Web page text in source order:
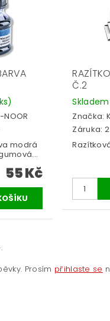
NOOR
modrá
55 Kč
Č.2
Skladem
Značka:
Záruka:
Prosím přihlaste se